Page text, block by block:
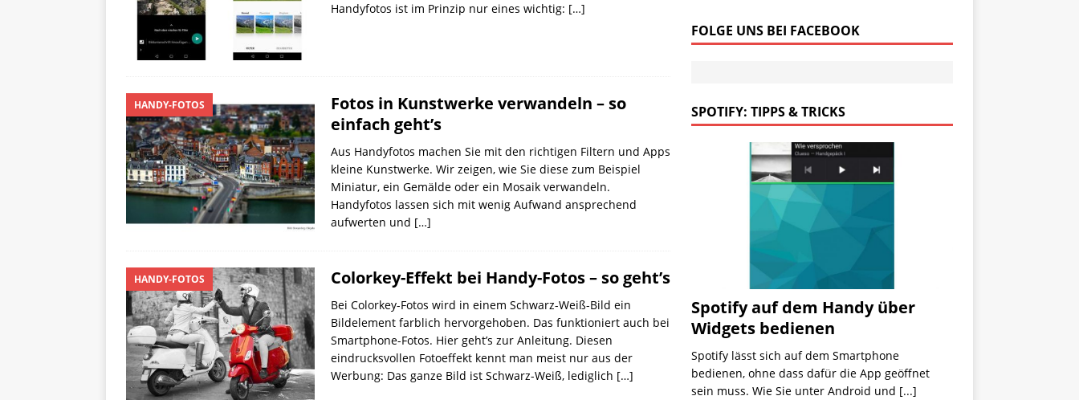
Handyfotos ist im Prinzip nur eines wichtig: […]
HANDY-FOTOS
Fotos in Kunstwerke verwandeln – so
einfach geht’s
Aus Handyfotos machen Sie mit den richtigen Filtern und Apps
kleine Kunstwerke. Wir zeigen, wie Sie diese zum Beispiel
Miniatur, ein Gemälde oder ein Mosaik verwandeln.
Handyfotos lassen sich mit wenig Aufwand ansprechend
aufwerten und […]
HANDY-FOTOS Colorkey-Effekt bei Handy-Fotos – so geht’s
Bei Colorkey-Fotos wird in einem Schwarz-Weiß-Bild ein
Bildelement farblich hervorgehoben. Das funktioniert auch bei
Smartphone-Fotos. Hier geht’s zur Anleitung. Diesen
eindrucksvollen Fotoeffekt kennt man meist nur aus der
Werbung: Das ganze Bild ist Schwarz-Weiß, lediglich […]
FOLGE UNS BEI FACEBOOK
SPOTIFY: TIPPS & TRICKS
Spotify auf dem Handy über
Widgets bedienen
Spotify lässt sich auf dem Smartphone
bedienen, ohne dass dafür die App geöffnet
sein muss. Wie Sie unter Android und [...]